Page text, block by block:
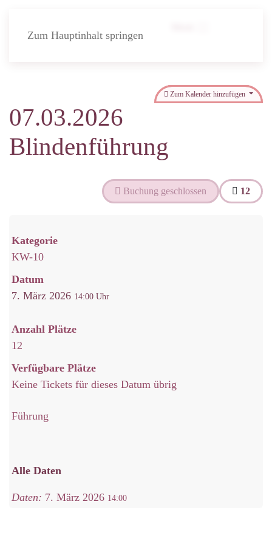
Zum Hauptinhalt springen
Zum Kalender hinzufügen
07.03.2026
Blindenführung
Buchung geschlossen 12
Kategorie
KW-10
Datum
7. März 2026 14:00
Anzahl Plätze
12
Verfügbare Plätze
Keine Tickets für dieses Datum übrig
Führung
Alle Daten
Daten: 7. März 2026 14:00